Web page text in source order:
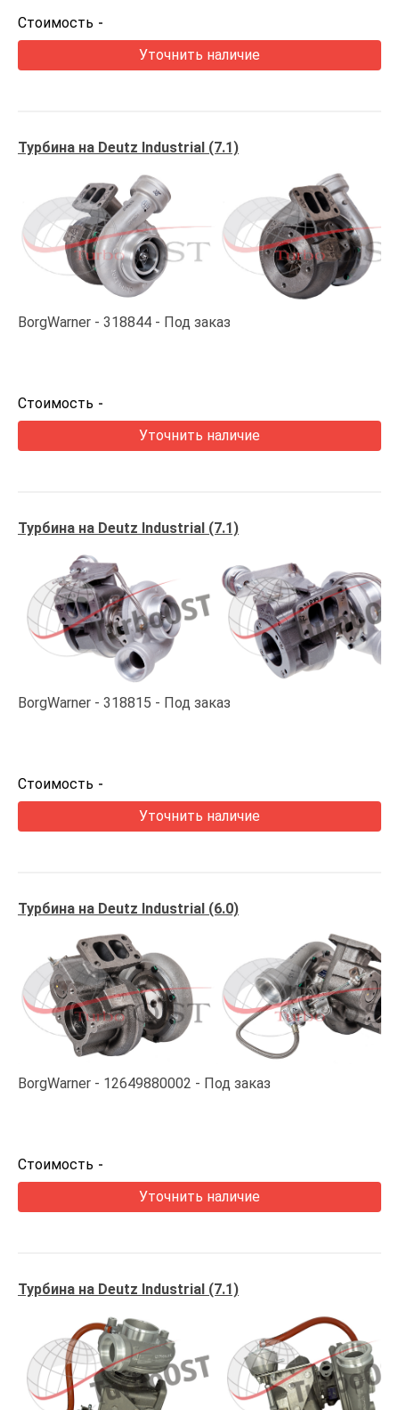
Стоимость -
Уточнить наличие
Турбина на Deutz Industrial (7.1)
BorgWarner 318844 Под заказ
Стоимость -
Уточнить наличие
Турбина на Deutz Industrial (7.1)
BorgWarner 318815 Под заказ
Стоимость -
Уточнить наличие
Турбина на Deutz Industrial (6.0)
BorgWarner 12649880002 Под заказ
Стоимость -
Уточнить наличие
Турбина на Deutz Industrial (7.1)